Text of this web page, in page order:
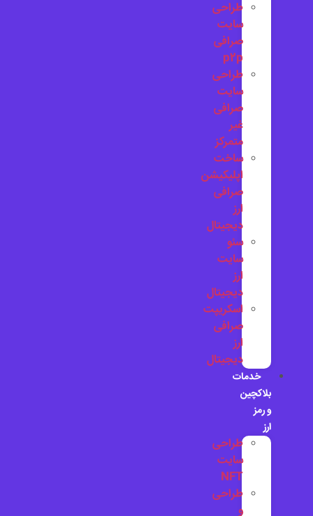
طراحی
سایت
صرافی
p2p
طراحی
سایت
صرافی
غیر
متمرکز
ساخت
اپلیکیشن
صرافی
ارز
دیجیتال
سئو
سایت
ارز
دیجیتال
اسکریپت
صرافی
ارز
دیجیتال
خدمات
بلاکچین
و رمز
ارز
طراحی
سایت
NFT
طراحی